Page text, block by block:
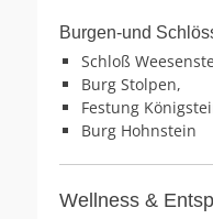
Burgen-und
Schloß
Burg Stolpen,
Festung
Burg Hohnstein
Wellness &